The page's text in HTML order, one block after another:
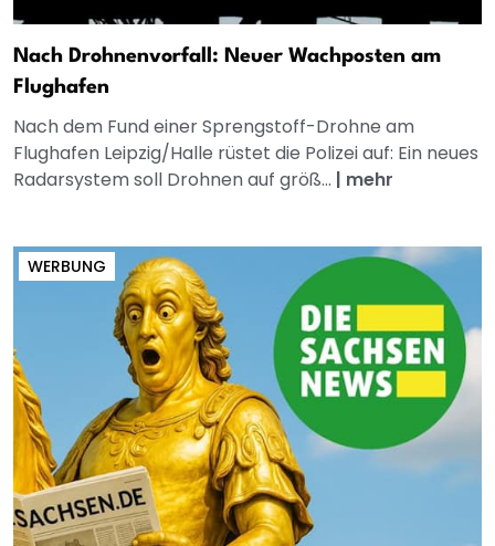
Nach Drohnenvorfall: Neuer Wachposten am
Flughafen
Nach dem Fund einer Sprengstoff-Drohne am
Flughafen Leipzig/Halle rüstet die Polizei auf: Ein neues
Radarsystem soll Drohnen auf größ... | mehr
WERBUNG